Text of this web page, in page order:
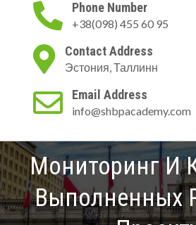
Phone Number
+38(098) 455 60 95
Contact Address
Эстония, Таллинн
Email Address
info@shbpacademy.com
Мониторинг И
Выполненных